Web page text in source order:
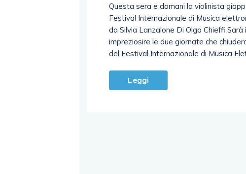
Questa sera e domani la violinista
Festival Internazionale di Musica
da Silvia Lanzalone Di Olga Chieffi
impreziosire le due giornate che
del Festival Internazionale di Musica
Leggi